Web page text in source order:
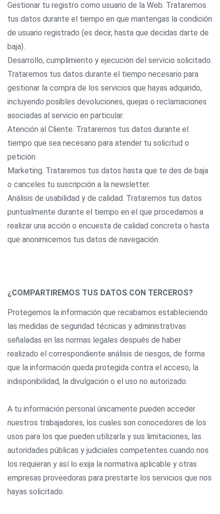
Gestionar tu registro como usuario de la Web. Trataremos
tus datos durante el tiempo en que mantengas la condición
de usuario registrado (es decir, hasta que decidas darte de
baja).
Desarrollo, cumplimiento y ejecución del servicio solicitado.
Trataremos tus datos durante el tiempo necesario para
gestionar la compra de los servicios que hayas adquirido,
incluyendo posibles devoluciones, quejas o reclamaciones
asociadas al servicio en particular.
Atención al Cliente. Trataremos tus datos durante el
tiempo que sea necesario para atender tu solicitud o
petición.
Marketing. Trataremos tus datos hasta que te des de baja
o canceles tu suscripción a la newsletter.
Análisis de usabilidad y de calidad. Trataremos tus datos
puntualmente durante el tiempo en el que procedamos a
realizar una acción o encuesta de calidad concreta o hasta
que anonimicemos tus datos de navegación.
¿COMPARTIREMOS TUS DATOS CON TERCEROS?
Protegemos la información que recabamos estableciendo
las medidas de seguridad técnicas y administrativas
señaladas en las normas legales después de haber
realizado el correspondiente análisis de riesgos, de forma
que la información queda protegida contra el acceso, la
indisponibilidad, la divulgación o el uso no autorizado.
A tu información personal únicamente pueden acceder
nuestros trabajadores, los cuales son conocedores de los
usos para los que pueden utilizarla y sus limitaciones, las
autoridades públicas y judiciales competentes cuando nos
los requieran y así lo exija la normativa aplicable y otras
empresas proveedoras para prestarte los servicios que nos
hayas solicitado.